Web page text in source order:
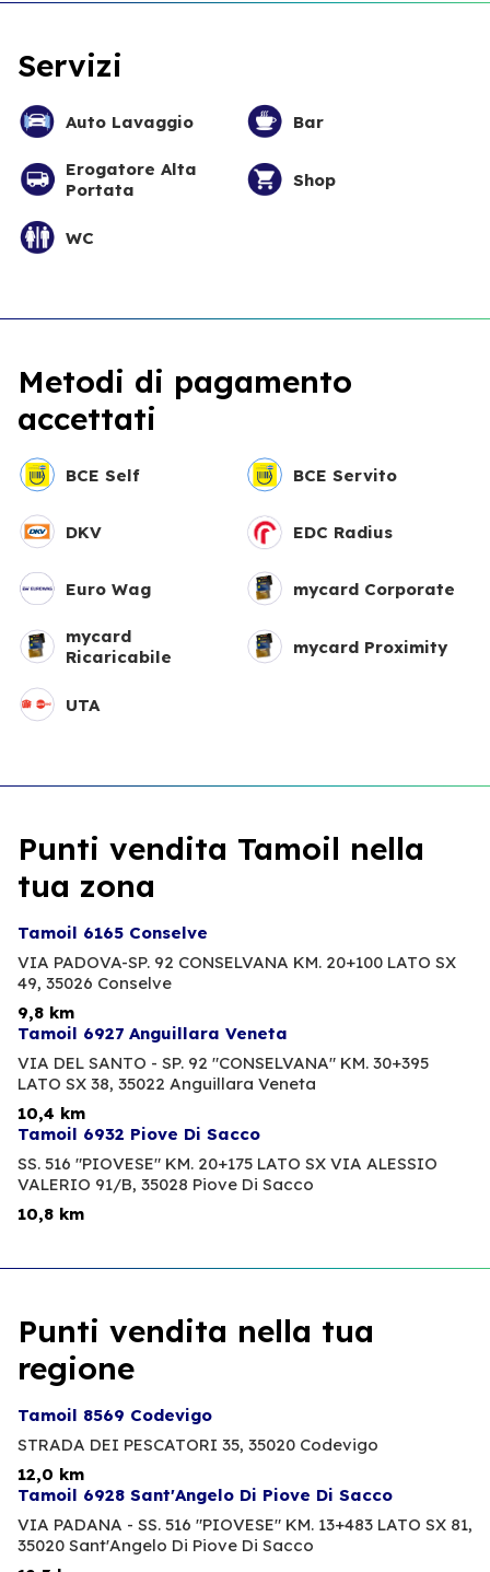
Servizi
Auto Lavaggio Bar
Erogatore Alta
Portata
Shop
WC
Metodi di pagamento
accettati
BCE Self BCE Servito
DKV EDC Radius
Euro Wag mycard Corporate
mycard
Ricaricabile
mycard Proximity
UTA
Punti vendita Tamoil nella
tua zona
Tamoil 6165 Conselve
VIA PADOVA-SP. 92 CONSELVANA KM. 20+100 LATO SX
49, 35026 Conselve
9,8 km
Tamoil 6927 Anguillara Veneta
VIA DEL SANTO - SP. 92 "CONSELVANA" KM. 30+395
LATO SX 38, 35022 Anguillara Veneta
10,4 km
Tamoil 6932 Piove Di Sacco
SS. 516 "PIOVESE" KM. 20+175 LATO SX VIA ALESSIO
VALERIO 91/B, 35028 Piove Di Sacco
10,8 km
Punti vendita nella tua
regione
Tamoil 8569 Codevigo
STRADA DEI PESCATORI 35, 35020 Codevigo
12,0 km
Tamoil 6928 Sant'Angelo Di Piove Di Sacco
VIA PADANA - SS. 516 "PIOVESE" KM. 13+483 LATO SX 81,
35020 Sant'Angelo Di Piove Di Sacco